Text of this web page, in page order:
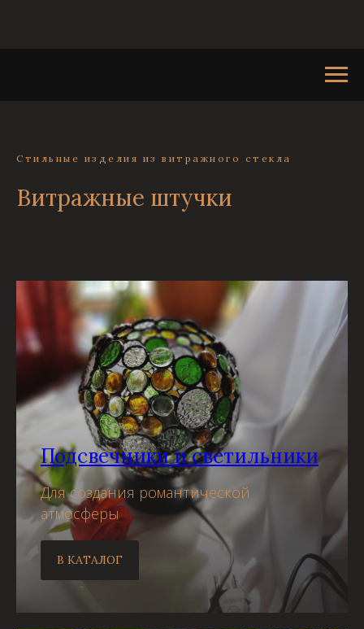
Стильные изделия из витражного стекла
Витражные штучки
Подсвечники и светильники
Для создания романтической
атмосферы
В КАТАЛОГ